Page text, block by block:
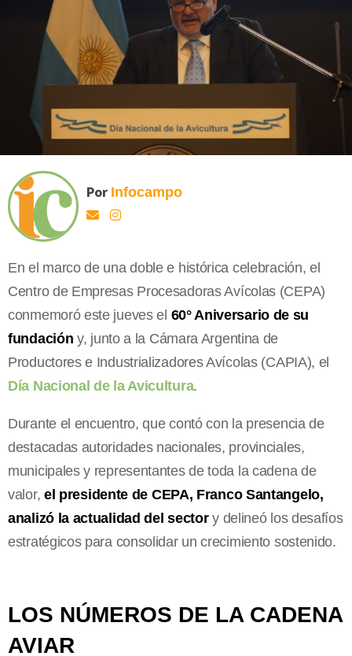
Por Infocampo
En el marco de una doble e histórica celebración, el
Centro de Empresas Procesadoras Avícolas (CEPA)
conmemoró este jueves el 60° Aniversario de su
fundación y, junto a la Cámara Argentina de
Productores e Industrializadores Avícolas (CAPIA), el
Día Nacional de la Avicultura.
Durante el encuentro, que contó con la presencia de
destacadas autoridades nacionales, provinciales,
municipales y representantes de toda la cadena de
valor, el presidente de CEPA, Franco Santangelo,
analizó la actualidad del sectory delineó los desafíos
estratégicos para consolidar un crecimiento sostenido.
LOS NÚMEROS DE LA CADENA
AVIAR